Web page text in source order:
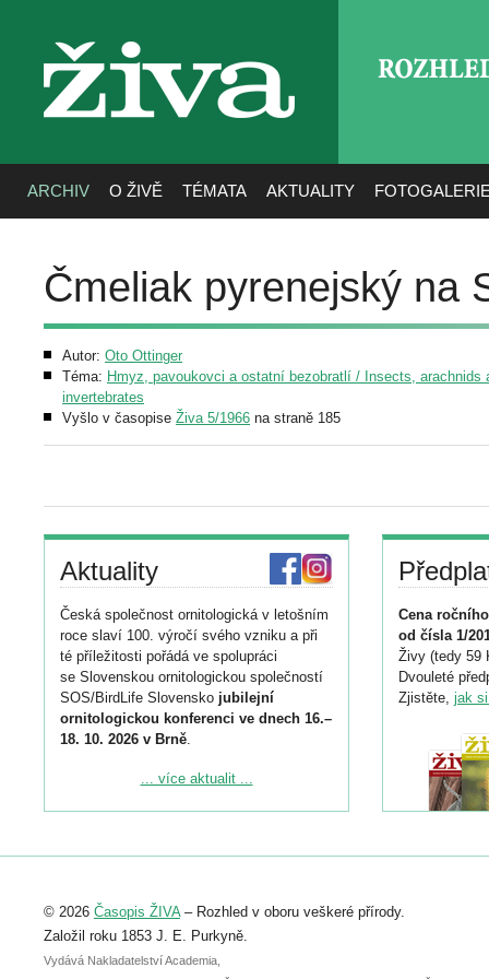
živa
ARCHIV O ŽIVĚ TÉMATA AKTUALITY
Čmeliak pyrenejský na
Autor: Oto Ottinger
Téma: Hmyz, pavoukovci a ostatní bezobratlí / Insects, arachnids
invertebrates
Vyšlo v časopise Živa 5/1966 na straně 185
Aktuality
Česká společnost ornitologická v letošním
roce slaví 100. výročí svého vzniku a při
té příležitosti pořádá ve spolupráci
se Slovenskou ornitologickou společností
SOS/BirdLife Slovensko jubilejní
ornitologickou konferenci ve dnech 16.–
18. 10. 2026 v Brně.
Podrobnější informace ke konferenci
Registrovat se můžete do 6. září.
abstraktu přihlášené přednášky nebo
posteru je už 30. června.
... více aktualit ...
Cena
od čísla 1/
Živy (tedy 59
Dvouleté
Zjistěte, jak
© 2026 Časopis ŽIVA– Rozhled v oboru veškeré přírody.
Založil roku 1853 J. E. Purkyně.
Vydává Nakladatelství Academia,